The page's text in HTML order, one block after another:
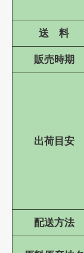
送 料
販売時期
出荷目安
配送方法